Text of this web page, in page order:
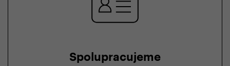
Spolupracujeme